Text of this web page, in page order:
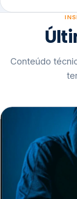
Conteúdo